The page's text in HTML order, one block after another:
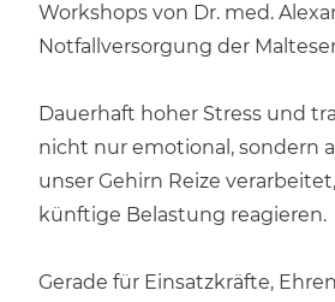
Workshops von Dr. med.
Notfallversorgung der
Dauerhaft hoher Stress und
nicht nur emotional, sondern
unser Gehirn Reize
künftige Belastung reagieren.
Gerade für Einsatzkräfte,